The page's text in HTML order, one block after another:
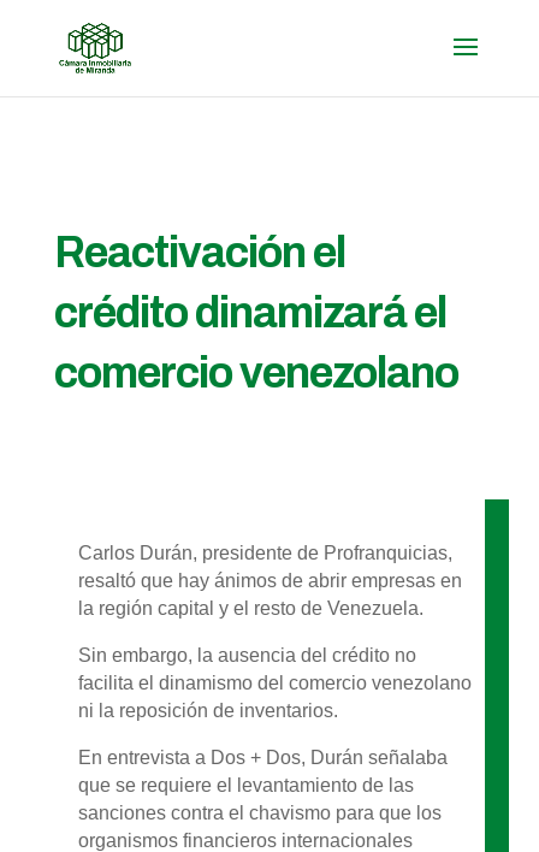
Reactivación el
crédito dinamizará el
comercio venezolano
Carlos Durán, presidente de Profranquicias,
resaltó que hay ánimos de abrir empresas en
la región capital y el resto de Venezuela.
Sin embargo, la ausencia del crédito no
facilita el dinamismo del comercio venezolano
ni la reposición de inventarios.
En entrevista a Dos + Dos, Durán señalaba
que se requiere el levantamiento de las
sanciones contra el chavismo para que los
organismos financieros internacionales